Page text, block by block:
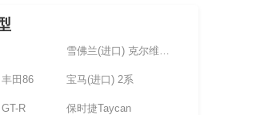
雪佛兰(进口) 克尔维特(未上市)
田86 宝马(进口) 2系
R 保时捷Taycan